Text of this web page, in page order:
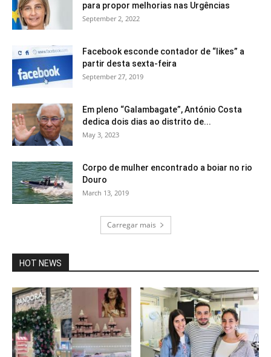
para propor melhorias nas Urgências
September 2, 2022
Facebook esconde contador de “likes” a
partir desta sexta-feira
September 27, 2019
Em pleno “Galambagate”, António Costa
dedica dois dias ao distrito de...
May 3, 2023
Corpo de mulher encontrado a boiar no rio
Douro
March 13, 2019
Carregar mais
HOT NEWS